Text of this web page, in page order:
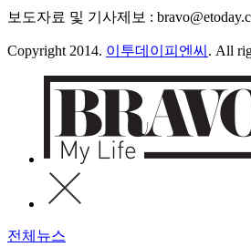
보도자료 및 기사제보 :
Copyright 2014. 이투데이피엔씨 . All
전체뉴스